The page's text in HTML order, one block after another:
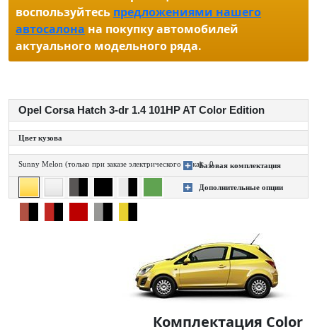
воспользуйтесь предложениями нашего
автосалона на покупку автомобилей
актуального модельного ряда.
Opel Corsa Hatch 3-dr 1.4 101HP AT Color Edition
Цвет кузова
Sunny Melon (только при заказе электрического люка) - 0Базовая комплектация
Дополнительные опции
Комплектация Color